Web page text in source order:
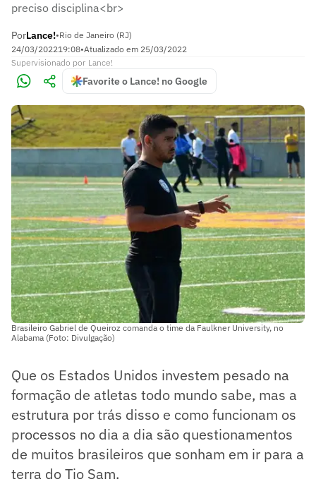
preciso disciplina<br>
PorLance!•Rio de Janeiro (RJ)
24/03/202219:08•Atualizado em 25/03/2022
Supervisionado por Lance!
Favorite o Lance! no Google
Brasileiro Gabriel de Queiroz comanda o time da Faulkner University, no
Alabama (Foto: Divulgação)
Que os Estados Unidos investem pesado na
formação de atletas todo mundo sabe, mas a
estrutura por trás disso e como funcionam os
processos no dia a dia são questionamentos
de muitos brasileiros que sonham em ir para a
terra do Tio Sam.